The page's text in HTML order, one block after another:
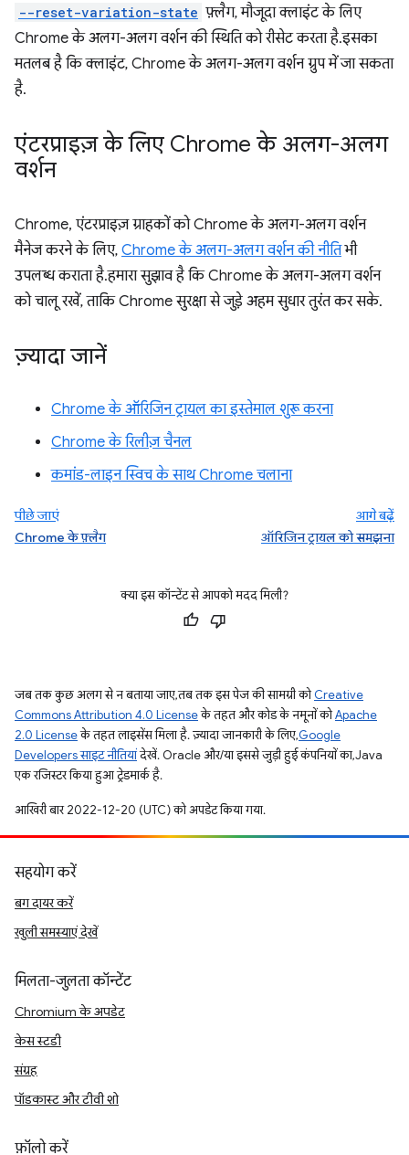
--reset-variation-state फ़्लैग, मौजूदा क्लाइंट के लिए
Chrome के अलग-अलग वर्शन की स्थिति को रीसेट करता है. इसका
मतलब है कि क्लाइंट, Chrome के अलग-अलग वर्शन ग्रुप में जा सकता
है.
एंटरप्राइज़ के लिए Chrome के अलग-अलग
वर्शन
Chrome, एंटरप्राइज़ ग्राहकों को Chrome के अलग-अलग वर्शन
मैनेज करने के लिए, Chrome के अलग-अलग वर्शन की नीतिभी
उपलब्ध कराता है. हमारा सुझाव है कि Chrome के अलग-अलग वर्शन
को चालू रखें, ताकि Chrome सुरक्षा से जुड़े अहम सुधार तुरंत कर सके.
ज़्यादा जानें
Chrome के ऑरिजिन ट्रायल का इस्तेमाल शुरू करना
Chrome के रिलीज़ चैनल
कमांड-लाइन स्विच के साथ Chrome चलाना
पीछे जाएं
Chrome के फ़्लैग
आगे बढ़ें
ऑरिजिन ट्रायल को समझना
क्या इस कॉन्टेंट से आपको मदद मिली?
जब तक कुछ अलग से न बताया जाए, तब तक इस पेज की सामग्री कोCreative
Commons Attribution 4.0 Licenseके तहत और कोड के नमूनों कोApache
2.0 Licenseके तहत लाइसेंस मिला है. ज़्यादा जानकारी के लिए,Google
Developers साइट नीतियांदेखें. Oracle और/या इससे जुड़ी हुई कंपनियों का, Java
एक रजिस्टर किया हुआ ट्रेडमार्क है.
आखिरी बार 2022-12-20 (UTC) को अपडेट किया गया.
सहयोग करें
बग दायर करें
खुली समस्याएं देखें
मिलता-जुलता कॉन्टेंट
Chromium के अपडेट
केस स्टडी
संग्रह
पॉडकास्ट और टीवी शो
फ़ॉलो करें